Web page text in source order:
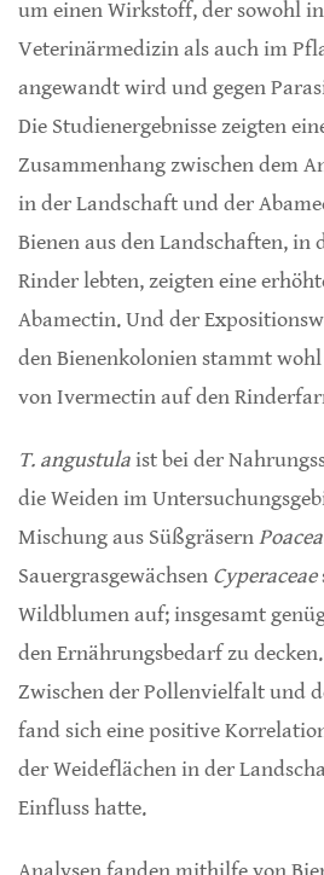
um einen Wirkstoff, der sowohl
Veterinärmedizin als auch im
angewandt wird und gegen
Die Studienergebnisse zeigten
Zusammenhang zwischen dem
in der Landschaft und der
Bienen aus den Landschaften, in
Rinder lebten, zeigten eine
Abamectin. Und der
den Bienenkolonien stammt
von Ivermectin auf den
T. angustulaist bei der
die Weiden im
Mischung aus Süßgräsern
Sauergrasgewächsen Cyperaceae
Wildblumen auf; insgesamt
den Ernährungsbedarf zu decken.
Zwischen der Pollenvielfalt und
fand sich eine positive
der Weideflächen in der
Einfluss hatte.